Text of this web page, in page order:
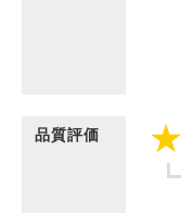
品質評価